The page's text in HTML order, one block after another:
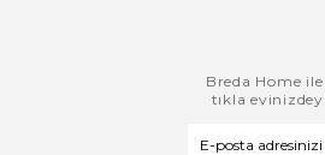
Breda Home
tıkla
sözleşmesini